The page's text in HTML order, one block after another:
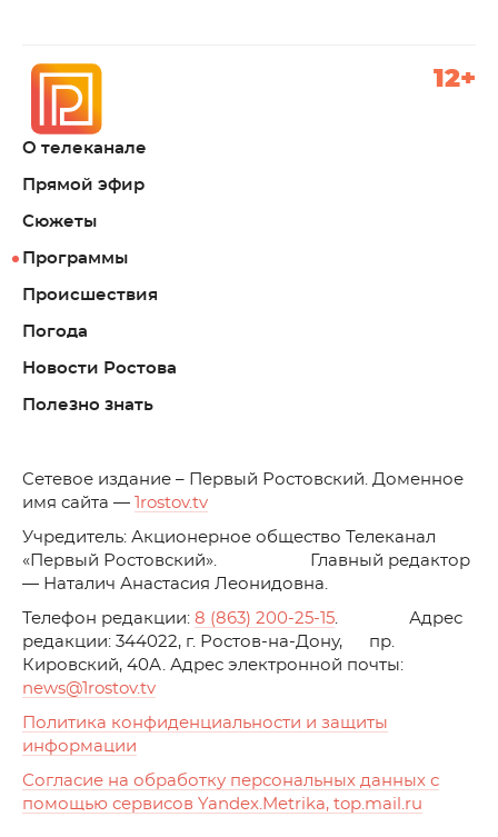
О телеканале
Прямой эфир
Сюжеты
Программы
Происшествия
Погода
Новости Ростова
Полезно знать
12+
Cетевое издание – Первый Ростовский. Доменное
имя сайта —
1rostov.tv
Учредитель: Акционерное общество Телеканал
«Первый Ростовский». Главный редактор
— Наталич Анастасия Леонидовна.
Телефон редакции: 8 (863) 200-25-15. Адрес
редакции: 344022, г. Ростов-на-Дону, пр.
Кировский, 40А. Адрес электронной почты:
news@1rostov.tv
Политика конфиденциальности и защиты
информации
Согласие на обработку персональных данных с
помощью сервисов Yandex.Metrika, top.mail.ru